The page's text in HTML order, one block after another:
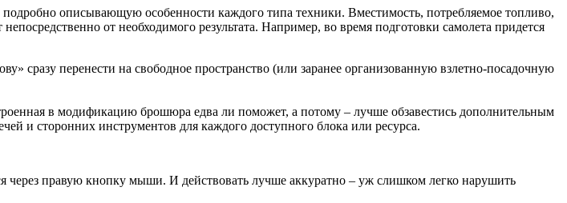
описывающую особенности каждого типа техники. Вместимость, потребляемое топливо,
от необходимого результата. Например, во время подготовки самолета придется
сразу перенести на свободное пространство (или заранее организованную взлетно-посадочную
в модификацию брошюра едва ли поможет, а потому – лучше обзавестись дополнительным
и сторонних инструментов для каждого доступного блока или ресурса.
через правую кнопку мыши. И действовать лучше аккуратно – уж слишком легко нарушить